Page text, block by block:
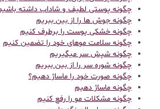
چگونه پوستی لطیف و شاداب داشته
چگونه جوش ها را از بین ببریم
چگونه خشکی پوست را برطرف کنیم
چگونه سلامت موهای خود را تضمین کنیم
چگونه شپش سر میگیریم
چگونه شوره سر را از بین ببریم
چگونه صورت خود را ماساژ دهیم؟
چگونه ماساژ دهیم
چگونه مشکلات مو را رفع کنیم